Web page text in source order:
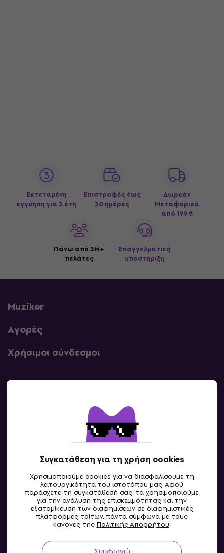
Συγκατάθεση για τη χρήση cookies
Χρησιμοποιούμε cookies για να διασφαλίσουμε τη
λειτουργικότητα του ιστοτόπου μας. Αφού
παράσχετε τη συγκατάθεσή σας, τα χρησιμοποιούμε
για την ανάλυση της επισκεψιμότητας και την
εξατομίκευση των διαφημίσεων σε διαφημιστικές
πλατφόρμες τρίτων, πάντα σύμφωνα με τους
κανόνες τηςΠολιτικής Απορρήτου.
Εκτεταμένη
εγγύηση για 3 έτη
Επιστροφές έως
30 ημέρες
Δωρεάν
Μεταφορικά
από 199 €
Πάνω από 3M+
πελάτες
Επαγγελματική
υποστήριξη
Muziker
Αγορές
Χρήσιμοι σύνδεσμοι
Επικοινωνία
GR